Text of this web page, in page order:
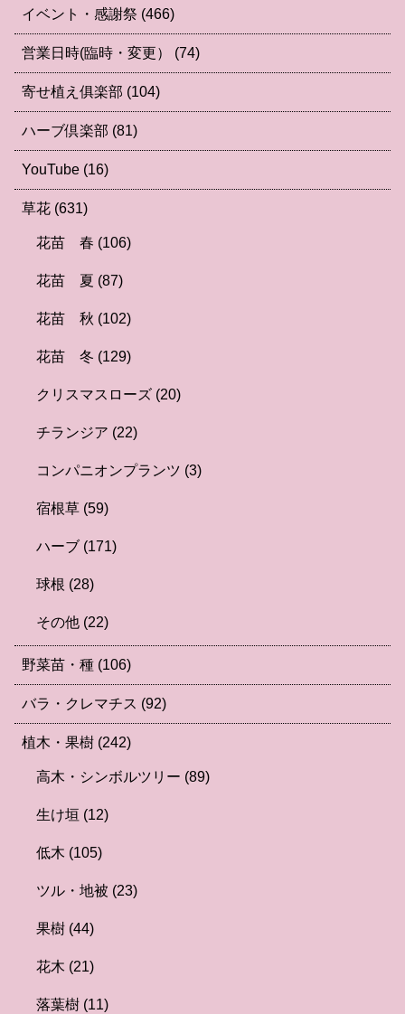
イベント・感謝祭 (466)
営業日時(臨時・変更） (74)
寄せ植え俱楽部 (104)
ハーブ倶楽部 (81)
YouTube (16)
草花 (631)
花苗 春 (106)
花苗 夏 (87)
花苗 秋 (102)
花苗 冬 (129)
クリスマスローズ (20)
チランジア (22)
コンパニオンプランツ (3)
宿根草 (59)
ハーブ (171)
球根 (28)
その他 (22)
野菜苗・種 (106)
バラ・クレマチス (92)
植木・果樹 (242)
高木・シンボルツリー (89)
生け垣 (12)
低木 (105)
ツル・地被 (23)
果樹 (44)
花木 (21)
落葉樹 (11)